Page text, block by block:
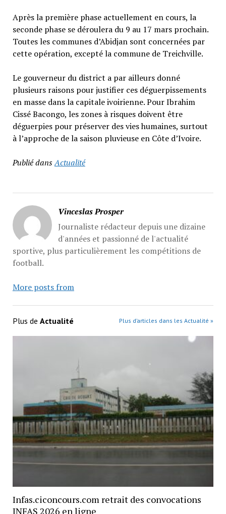
Après la première phase actuellement en cours, la
seconde phase se déroulera du 9 au 17 mars prochain.
Toutes les communes d’Abidjan sont concernées par
cette opération, excepté la commune de Treichville.
Le gouverneur du district a par ailleurs donné
plusieurs raisons pour justifier ces déguerpissements
en masse dans la capitale ivoirienne. Pour Ibrahim
Cissé Bacongo, les zones à risques doivent être
déguerpies pour préserver des vies humaines, surtout
à l’approche de la saison pluvieuse en Côte d’Ivoire.
Publié dansActualité
Vinceslas Prosper
Journaliste rédacteur depuis une dizaine
d'années et passionné de l'actualité
sportive, plus particulièrement les compétitions de
football.
More posts from
Plus de Actualité Plus d’articles dans les Actualité »
Infas.ciconcours.com retrait des convocations
INFAS 2026 en ligne